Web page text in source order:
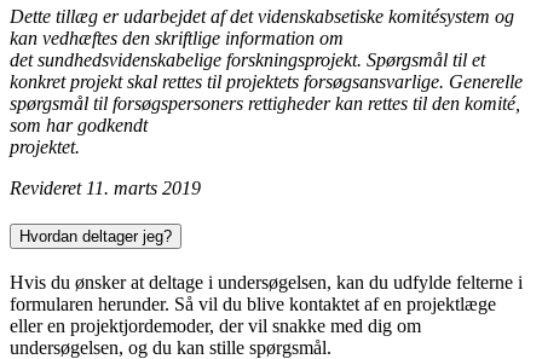
Dette tillæg er udarbejdet af det videnskabsetiske komitésystem og
kan vedhæftes den skriftlige information om
detsundhedsvidenskabelige forskningsprojekt. Spørgsmål til et
konkret projekt skal rettes til projektets forsøgsansvarlige. Generelle
spørgsmål til forsøgspersoners rettigheder kan rettes til den komité,
som har godkendt
projektet.
Revideret 11. marts 2019
Hvordan deltager jeg?
Hvis du ønsker at deltage i undersøgelsen, kan du udfylde felterne i
formularen herunder. Så vil du blive kontaktet af en projektlæge
eller en projektjordemoder, der vil snakke med dig om
undersøgelsen, og du kan stille spørgsmål.